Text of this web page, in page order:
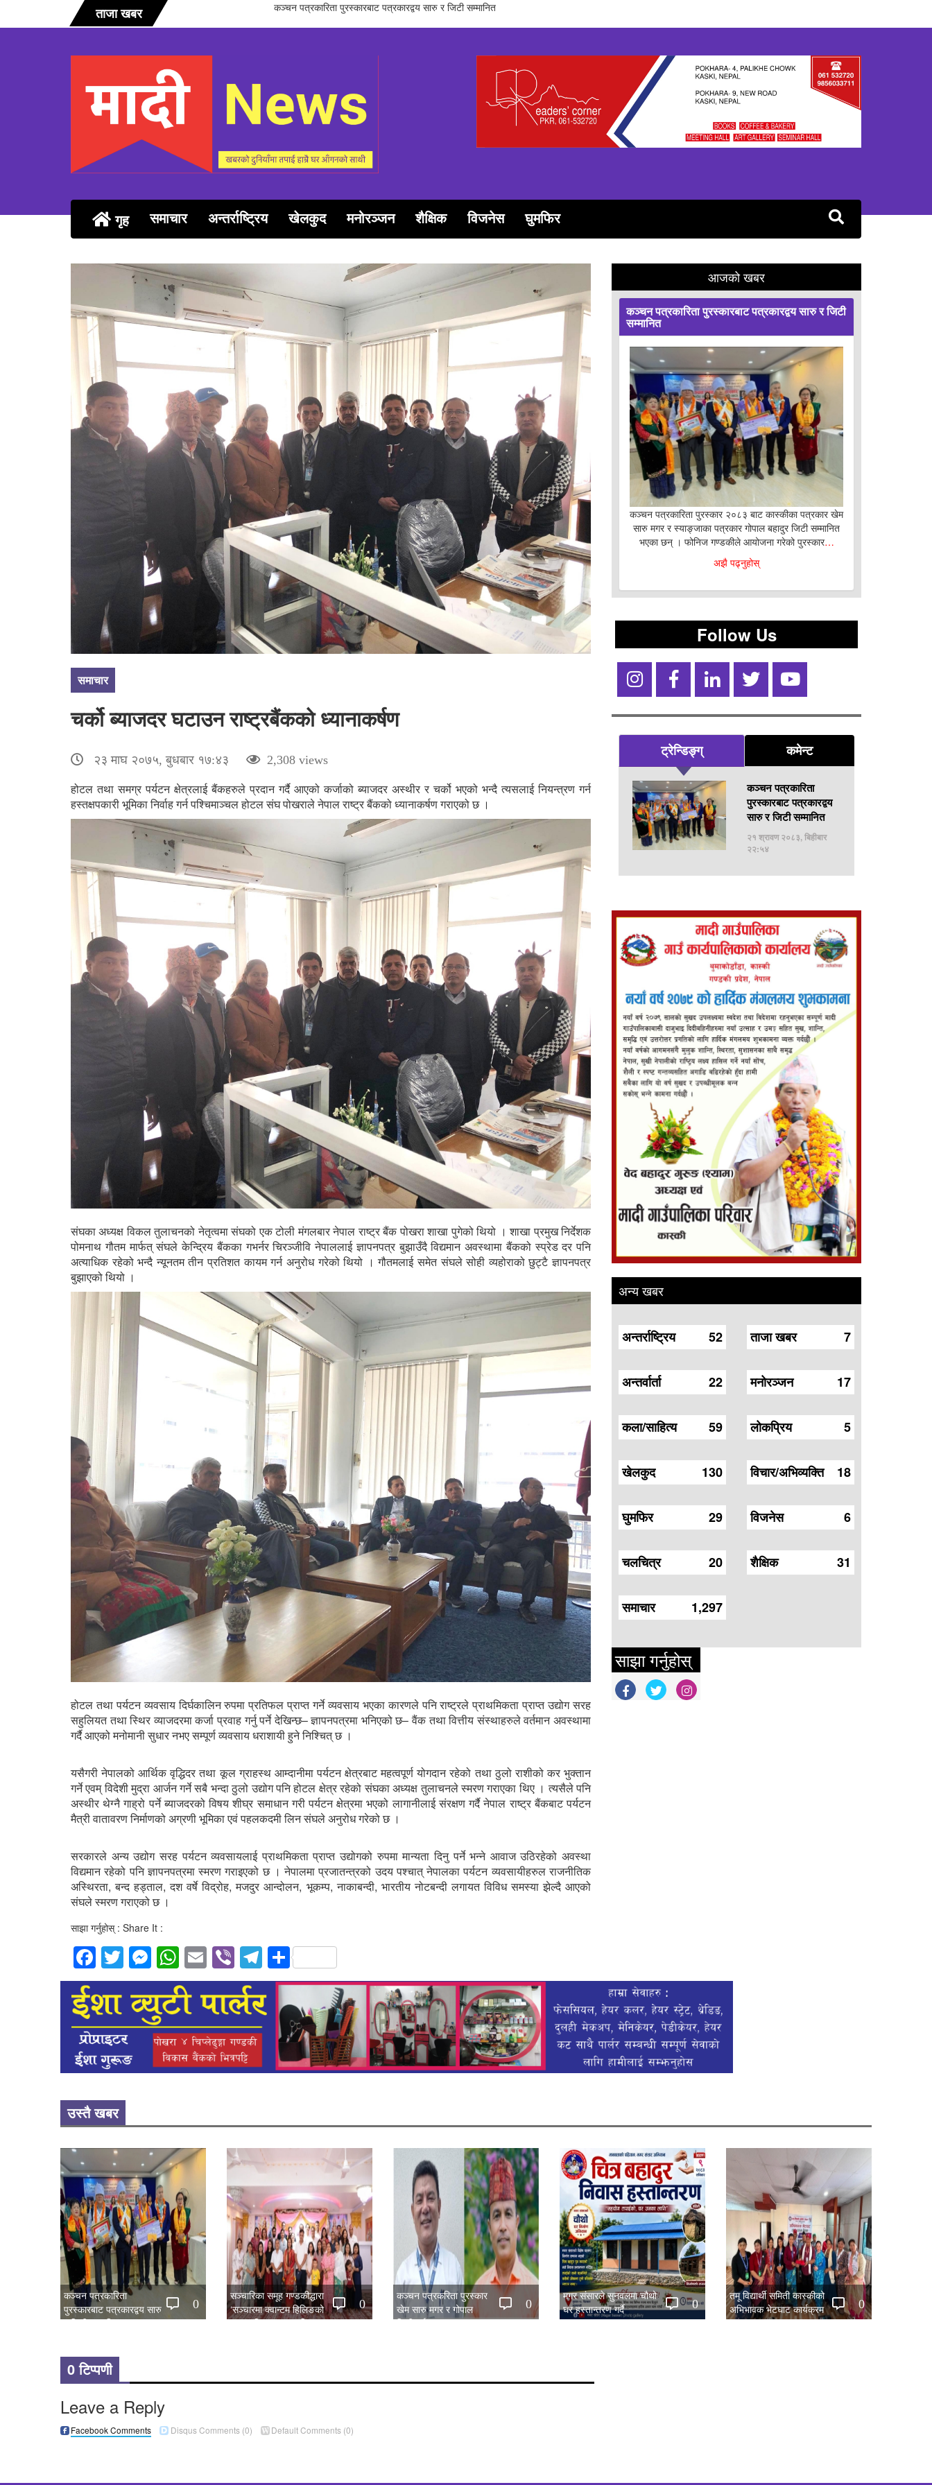
ताजा खबर सञ्चारिका समूह गण्डकीद्धारा ‘सञ्चारमा क्वान्टम हिलिङको महत्त्व’ विषयक अन्तरक्रिया सम्पन्न
गृह समाचार अन्तर्राष्ट्रिय खेलकुद मनोरञ्जन शैक्षिक विजनेस घुमफिर
समाचार
चर्को ब्याजदर घटाउन राष्ट्रबैंकको ध्यानाकर्षण
२३ माघ २०७५, बुधबार १७:४३ 2,308 views
होटल तथा समग्र पर्यटन क्षेत्रलाई बैंकहरुले प्रदान गर्दै आएको कर्जाको ब्याजदर अस्थीर र चर्को भएको भन्दै त्यसलाई नियन्त्रण गर्न
हस्तक्षपकारी भूमिका निर्वाह गर्न पश्चिमाञ्चल होटल संघ पोखराले नेपाल राष्ट्र बैंकको ध्यानाकर्षण गराएको छ ।
संघका अध्यक्ष विकल तुलाचनको नेतृत्वमा संघको एक टोली मंगलबार नेपाल राष्ट्र बैंक पोखरा शाखा पुगेको थियो । शाखा प्रमुख निर्देशक
पोमनाथ गौतम मार्फत् संघले केन्द्रिय बैंकका गभर्नर चिरञ्जीवि नेपाललाई ज्ञापनपत्र बुझाउँदै विद्यमान अवस्थामा बैंकको स्प्रेड दर पनि
अत्याधिक रहेको भन्दै न्यूनतम तीन प्रतिशत कायम गर्न अनुरोध गरेको थियो । गौतमलाई समेत संघले सोही व्यहोराको छुट्टै ज्ञापनपत्र
बुझाएको थियो ।
होटल तथा पर्यटन व्यवसाय दिर्घकालिन रुपमा प्रतिफल प्राप्त गर्ने व्यवसाय भएका कारणले पनि राष्ट्रले प्राथमिकता प्राप्त उद्योग सरह
सहुलियत तथा स्थिर व्याजदरमा कर्जा प्रवाह गर्नु पर्ने देखिन्छ– ज्ञापनपत्रमा भनिएको छ– वैंक तथा वित्तीय संस्थाहरुले वर्तमान अवस्थामा
गर्दै आएको मनोमानी सुधार नभए सम्पूर्ण व्यवसाय धराशायी हुने निश्चित् छ ।
यसैगरी नेपालको आर्थिक वृद्धिदर तथा कूल ग्राहस्थ आम्दानीमा पर्यटन क्षेत्रबाट महत्वपूर्ण योगदान रहेको तथा ठुलो राशीको कर भुक्तान
गर्ने एवम् विदेशी मुद्रा आर्जन गर्ने सबै भन्दा ठुलो उद्योग पनि होटल क्षेत्र रहेको संघका अध्यक्ष तुलाचनले स्मरण गराएका थिए । त्यसैले पनि
अस्थीर थेग्नै गाह्रो पर्ने ब्याजदरको विषय शीघ्र समाधान गरी पर्यटन क्षेत्रमा भएको लागानीलाई संरक्षण गर्दै नेपाल राष्ट्र बैंकबाट पर्यटन
मैत्री वातावरण निर्माणको अग्रणी भूमिका एवं पहलकदमी लिन संघले अनुरोध गरेको छ ।
सरकारले अन्य उद्योग सरह पर्यटन व्यवसायलाई प्राथमिकता प्राप्त उद्योगको रुपमा मान्यता दिनु पर्ने भन्ने आवाज उठिरहेको अवस्था
विद्यमान रहेको पनि ज्ञापनपत्रमा स्मरण गराइएको छ । नेपालमा प्रजातन्त्रको उदय पश्चात् नेपालका पर्यटन व्यवसायीहरुल राजनीतिक
अस्थिरता, बन्द हड्ताल, दश वर्षे विद्रोह, मजदुर आन्दोलन, भूकम्प, नाकाबन्दी, भारतीय नोटबन्दी लगायत विविध समस्या झेल्दै आएको
संघले स्मरण गराएको छ ।
साझा गर्नुहोस् : Share It :
Facebook
Twitter
Messenger
WhatsApp
EmailViberTelegram
Share
आजको खबर
कञ्चन पत्रकारिता पुरस्कारबाट पत्रकारद्वय सारु र जिटी
सम्मानित
कञ्चन पत्रकारिता पुरस्कार २०८३ बाट कास्कीका पत्रकार खेम
सारु मगर र स्याङ्जाका पत्रकार गोपाल बहादुर जिटी सम्मानित
भएका छन् । फोनिज गण्डकीले आयोजना गरेको पुरस्कार…
अझै पढ्नुहोस्
Follow Us
ट्रेन्डिङ्ग् कमेन्ट
कञ्चन पत्रकारिता
पुरस्कारबाट पत्रकारद्वय
सारु र जिटी सम्मानित
२१ श्रावण २०८३, बिहीबार
२२:५४
अन्य खबर
52
अन्तर्राष्ट्रिय
22
अन्तर्वार्ता
59
कला/साहित्य
130
खेलकुद
29
घुमफिर
20
चलचित्र
7
ताजा खबर
17
मनोरञ्जन
5
लोकप्रिय
18
विचार/अभिव्यक्ति
6
विजनेस
31
शैक्षिक
1,297
समाचार
साझा गर्नुहोस्
उस्तै खबर
0
कञ्चन पत्रकारिता
पुरस्कारबाट पत्रकारद्वय सारु
र जिटी सम्मानित
0
सञ्चारिका समूह गण्डकीद्धारा
‘सञ्चारमा क्वान्टम हिलिङको
महत्त्व’ विषयक अन्तरक्रिया सम्पन्न
0
कञ्चन पत्रकरिता पुरस्कार
खेम सारु मगर र गोपाल
जिटीलाई
0
मगर संसारले सुनवलमा चौथो
घर हस्तान्तरण गर्दै
0
तमू विद्यार्थी समिती कास्कीको
अभिभावक भेटघाट कार्यक्रम
सम्पन्न
0 टिप्पणी
Leave a Reply
Facebook Comments Disqus Comments(0) Default Comments (0)